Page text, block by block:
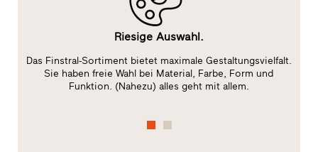
Riesige Auswahl.
Das Finstral-Sortiment bietet maximale Gestaltungsvielfalt.
Sie haben freie Wahl bei Material, Farbe, Form und
Funktion. (Nahezu) alles geht mit allem.